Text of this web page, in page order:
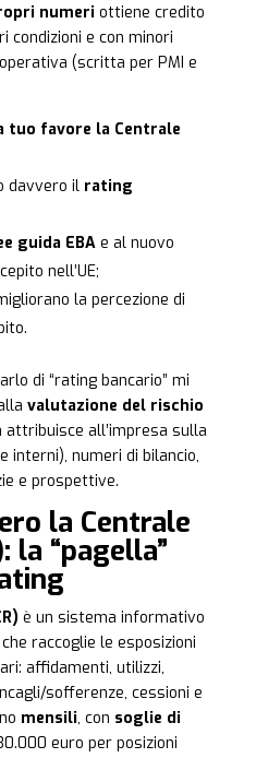
numeri ottiene credito
condizioni e con minori
(scritta per PMI e
tuo favore la Centrale
davvero il rating
guida EBAe al nuovo
nell’UE;
la percezione di
di “rating bancario” mi
valutazione del rischio
attribuisce all’impresa sulla
interni), numeri di bilancio,
e prospettive.
la Centrale
la “pagella”
è un sistema informativo
che raccoglie le esposizioni
affidamenti, utilizzi,
sofferenze, cessioni e
mensili, con soglie di
euro per posizioni